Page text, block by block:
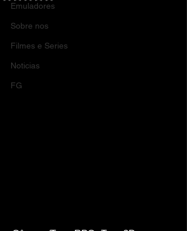
Emuladores
Sobre nos
Filmes e Series
Noticias
FG